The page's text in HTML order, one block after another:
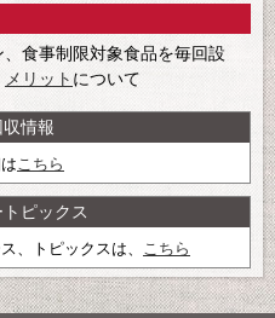
食事制限対象食品を毎回設
メリット について
情報
こちら
ピックス
、トピックスは、 こちら